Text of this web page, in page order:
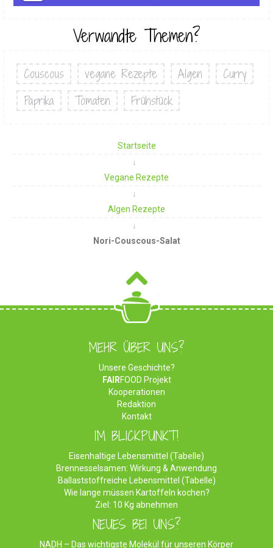
Verwandte Themen?
Couscous vegane Rezepte Algen
Curry
Paprika
Tomaten Frühstück
Startseite
Vegane Rezepte
Algen Rezepte
Nori-Couscous-Salat
MEHR ÜBER UNS?
Unsere Geschichte?
FAIRFOOD Projekt
Kooperationen
Redaktion
Kontakt
IM BLICKPUNKT!
Eisenhaltige Lebensmittel (Tabelle)
Brennesselsamen: Wirkung & Anwendung
Ballaststoffreiche Lebensmittel (Tabelle)
Wie lange müssen Kartoffeln kochen?
Ziel: 10 Kg abnehmen
NEUES BEI UNS?
NADH – Das wichtigste Molekül für unseren Körper